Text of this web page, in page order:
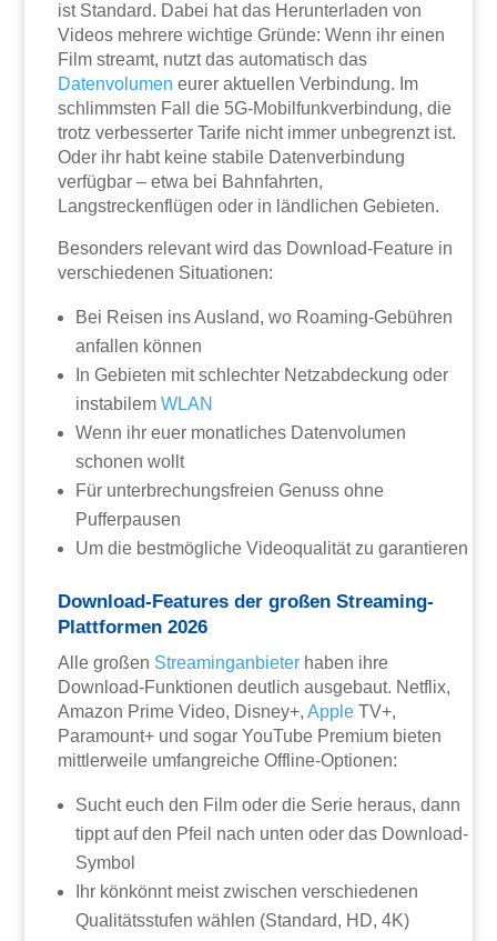
ist Standard. Dabei hat das Herunterladen von
Videos mehrere wichtige Gründe: Wenn ihr einen
Film streamt, nutzt das automatisch das
Datenvolumen eurer aktuellen Verbindung. Im
schlimmsten Fall die 5G-Mobilfunkverbindung, die
trotz verbesserter Tarife nicht immer unbegrenzt ist.
Oder ihr habt keine stabile Datenverbindung
verfügbar – etwa bei Bahnfahrten,
Langstreckenflügen oder in ländlichen Gebieten.
Besonders relevant wird das Download-Feature in
verschiedenen Situationen:
Bei Reisen ins Ausland, wo Roaming-Gebühren
anfallen können
In Gebieten mit schlechter Netzabdeckung oder
instabilemWLAN
Wenn ihr euer monatliches Datenvolumen
schonen wollt
Für unterbrechungsfreien Genuss ohne
Pufferpausen
Um die bestmögliche Videoqualität zu garantieren
Download-Features der großen Streaming-
Plattformen 2026
Alle großen Streaminganbieter haben ihre
Download-Funktionen deutlich ausgebaut. Netflix,
Amazon Prime Video, Disney+,Apple TV+,
Paramount+ und sogar YouTube Premium bieten
mittlerweile umfangreiche Offline-Optionen:
Sucht euch den Film oder die Serie heraus, dann
tippt auf den Pfeil nach unten oder das Download-
Symbol
Ihr könkönnt meist zwischen verschiedenen
Qualitätsstufen wählen (Standard, HD, 4K)